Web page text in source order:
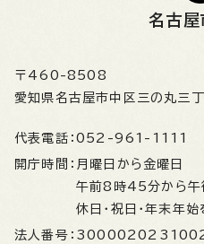
名古屋
〒460-8508
愛知県名古屋市中区三の丸三
代表電話： 052-961-1111
開庁時間： 月曜日から金曜日
午前8時45分から午
休日・祝日・年末年始
法人番号：